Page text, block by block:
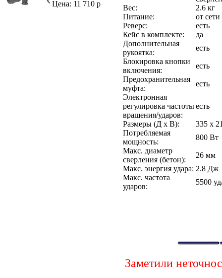
Цена: 11 710 р
Вес:
2.6 кг
Питание:
от сети
Реверс:
есть
Кейс в комплекте:
да
Дополнительная
рукоятка:
есть
Блокировка кнопки
включения:
есть
Предохранительная
муфта:
есть
Электронная
регулировка частоты
вращения/ударов:
есть
Размеры (Д х В):
335 х
Потребляемая
мощность:
800 Вт
Макс. диаметр
сверления (бетон):
26 мм
Макс. энергия удара: 2.8 Дж
Макс. частота
ударов:
5500
Заметили